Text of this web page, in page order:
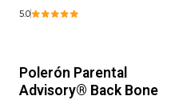
5.0
Polerón Parental
Advisory® Back Bone